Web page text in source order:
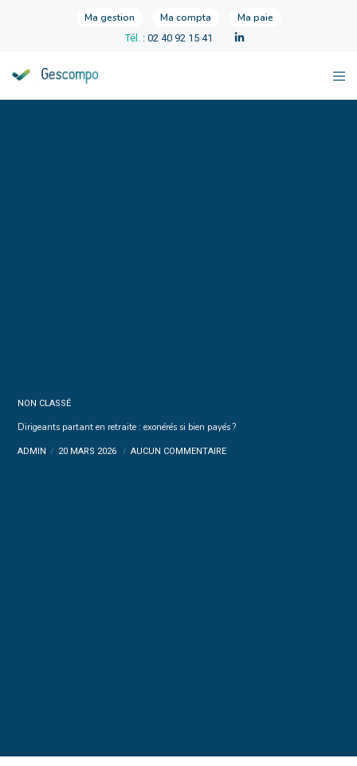
Ma gestion Ma compta Ma paie
Tél. : 02 40 92 15 41
NON CLASSÉ
Dirigeants partant en retraite : exonérés si bien payés ?
ADMIN 20 MARS 2026 AUCUN COMMENTAIRE